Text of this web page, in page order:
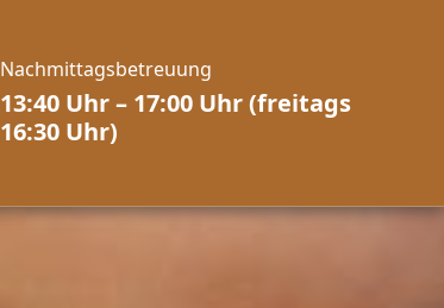
Nachmittagsbetreuung
13:40 Uhr – 17:00 Uhr (freitags
16:30 Uhr)